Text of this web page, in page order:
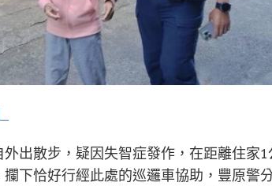
出散步，疑因失智症發作，在距離住家
下恰好行經此處的巡邏車協助，豐原警